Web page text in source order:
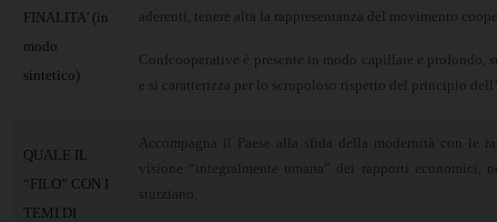
FINALITA’ (in
modo
sintetico)
aderenti, tenere alta la rappresentanza del movimento
Confcooperative è presente in modo capillare e profondo,
e si caratterizza per lo scrupoloso rispetto del principio
QUALE IL
“FILO” CON I
TEMI DI
Accompagna il Paese alla sfida della modernità con le
visione “integralmente umana” dei rapporti economici,
sturziano.